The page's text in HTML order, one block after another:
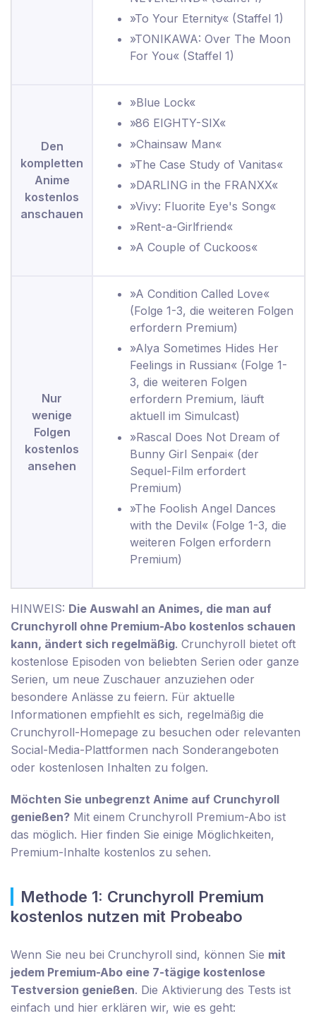
»To Your Eternity« (Staffel 1)
»TONIKAWA: Over The Moon
For You« (Staffel 1)
Den
kompletten
Anime
kostenlos
anschauen
»Blue Lock«
»86 EIGHTY-SIX«
»Chainsaw Man«
»The Case Study of Vanitas«
»DARLING in the FRANXX«
»Vivy: Fluorite Eye's Song«
»Rent-a-Girlfriend«
»A Couple of Cuckoos«
Nur
wenige
Folgen
kostenlos
ansehen
»A Condition Called Love«
(Folge 1-3, die weiteren Folgen
erfordern Premium)
»Alya Sometimes Hides Her
Feelings in Russian« (Folge 1-
3, die weiteren Folgen
erfordern Premium, läuft
aktuell im Simulcast)
»Rascal Does Not Dream of
Bunny Girl Senpai« (der
Sequel-Film erfordert
Premium)
»The Foolish Angel Dances
with the Devil« (Folge 1-3, die
weiteren Folgen erfordern
Premium)
HINWEIS: Die Auswahl an Animes, die man auf
Crunchyroll ohne Premium-Abo kostenlos schauen
kann, ändert sich regelmäßig. Crunchyroll bietet oft
kostenlose Episoden von beliebten Serien oder ganze
Serien, um neue Zuschauer anzuziehen oder
besondere Anlässe zu feiern. Für aktuelle
Informationen empfiehlt es sich, regelmäßig die
Crunchyroll-Homepage zu besuchen oder relevanten
Social-Media-Plattformen nach Sonderangeboten
oder kostenlosen Inhalten zu folgen.
Möchten Sie unbegrenzt Anime auf Crunchyroll
genießen? Mit einem Crunchyroll Premium-Abo ist
das möglich. Hier finden Sie einige Möglichkeiten,
Premium-Inhalte kostenlos zu sehen.
Methode 1: Crunchyroll Premium
kostenlos nutzen mit Probeabo
Wenn Sie neu bei Crunchyroll sind, können Sie mit
jedem Premium-Abo eine 7-tägige kostenlose
Testversion genießen. Die Aktivierung des Tests ist
einfach und hier erklären wir, wie es geht: